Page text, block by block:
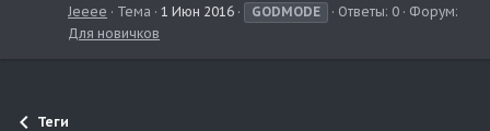
Jeeee
Тема 1 Июн 2016 GODMODE Ответы: 0
Форум:
Для новичков
Теги